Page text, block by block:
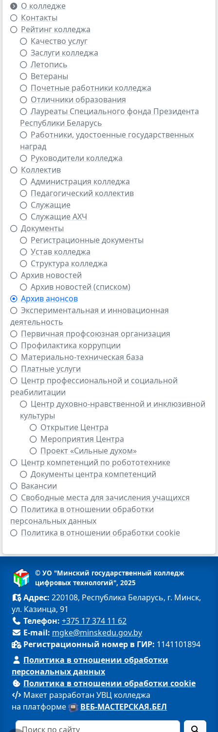
О колледже
Контакты
Рейтинг колледжа
Качество услуг
Заслуги колледжа
Летопись
Ветераны
Почетные работники колледжа
Отличники образования
Лауреаты Специального фонда Президента
Республики Беларусь
Работники, удостоенные государственных
наград
Руководители колледжа
Коллектив
Администрация колледжа
Педагогический коллектив
Cлужащие
Cлужащие АХЧ
Документы
Регистрационные документы
Устав колледжа
Структура колледжа
Архив новостей
Архив новостей (списком)
Архив анонсов
Экспериментальная и инновационная
деятельность
Первичная профсоюзная организация
Профилактика коррупции
Материально-техническая база
Платные услуги
Центр профессиональной и социальной
реабилитации
Центр духовно-нравственной и инклюзивной
культуры
Открытие Центра
Мероприятия Центра
Проект «Сильные духом»
Центр компетенций по робототехнике
Документы центра компетенций
Вакансии
Свободные места для зачисления учащихся
Политика в отношении обработки
персональных данных
Политика в отношении обработки cookie
© УО "Минский государственный колледж
цифровых технологий", 2025
Адрес: 220108, Республика Беларусь, г. Минск,
ул. Казинца, 91
Телефон: +375 17 374 11 62
E-mail: mgke@minskedu.gov.by
Регистрационный номер в ГИР: 1141101894
Политика в отношении обработки
персональных данных
Политика в отношении обработки cookie
Макет разработан УВЦ колледжа
на платформе
ВЕБ-МАСТЕРСКАЯ.БЕЛ